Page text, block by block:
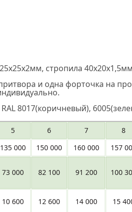
стропила
и одна форточка на
8017(коричневый),
5 6 7
8
135 000 150 000 160 000 157
73 000 82 100 91 200 100
10 600 12 600 14 000 15